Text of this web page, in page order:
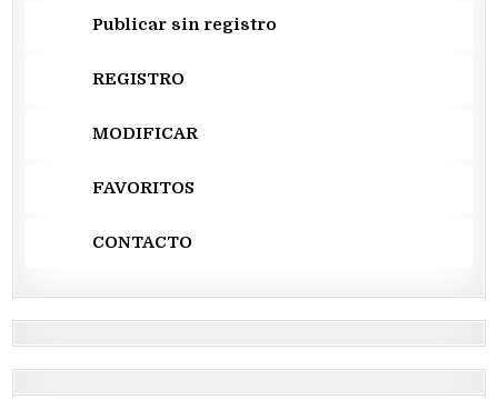
Publicar sin registro
REGISTRO
MODIFICAR
FAVORITOS
CONTACTO